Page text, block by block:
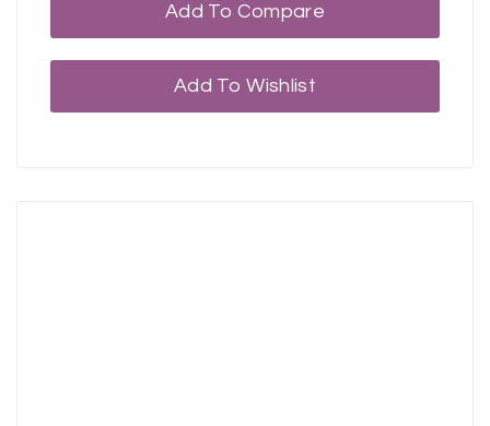
Add To Compare
Add To Wishlist